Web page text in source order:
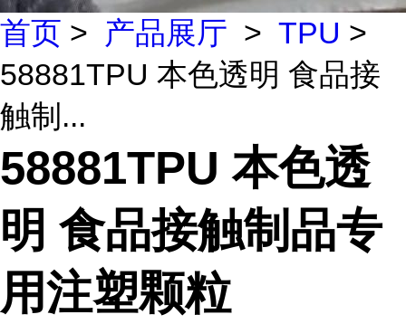
首页 > 产品展厅 > TPU >
58881TPU 本色透明 食品接
触制...
58881TPU 本色透
明 食品接触制品专
用注塑颗粒